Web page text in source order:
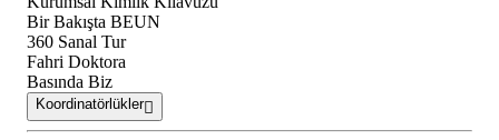
Bir Bakışta BEUN
360 Sanal Tur
Fahri Doktora
Basında Biz
Koordinatörlükler